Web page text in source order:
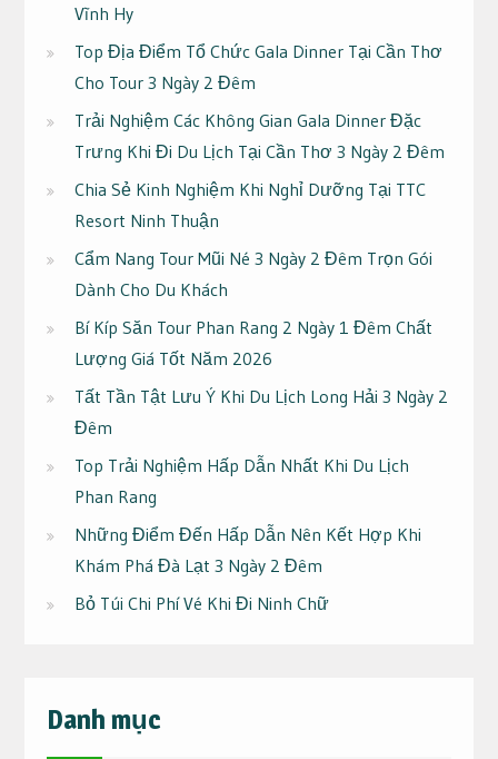
Vĩnh Hy
Top Địa Điểm Tổ Chức Gala Dinner Tại Cần Thơ
Cho Tour 3 Ngày 2 Đêm
Trải Nghiệm Các Không Gian Gala Dinner Đặc
Trưng Khi Đi Du Lịch Tại Cần Thơ 3 Ngày 2 Đêm
Chia Sẻ Kinh Nghiệm Khi Nghỉ Dưỡng Tại TTC
Resort Ninh Thuận
Cẩm Nang Tour Mũi Né 3 Ngày 2 Đêm Trọn Gói
Dành Cho Du Khách
Bí Kíp Săn Tour Phan Rang 2 Ngày 1 Đêm Chất
Lượng Giá Tốt Năm 2026
Tất Tần Tật Lưu Ý Khi Du Lịch Long Hải 3 Ngày 2
Đêm
Top Trải Nghiệm Hấp Dẫn Nhất Khi Du Lịch
Phan Rang
Những Điểm Đến Hấp Dẫn Nên Kết Hợp Khi
Khám Phá Đà Lạt 3 Ngày 2 Đêm
Bỏ Túi Chi Phí Vé Khi Đi Ninh Chữ
Danh mục